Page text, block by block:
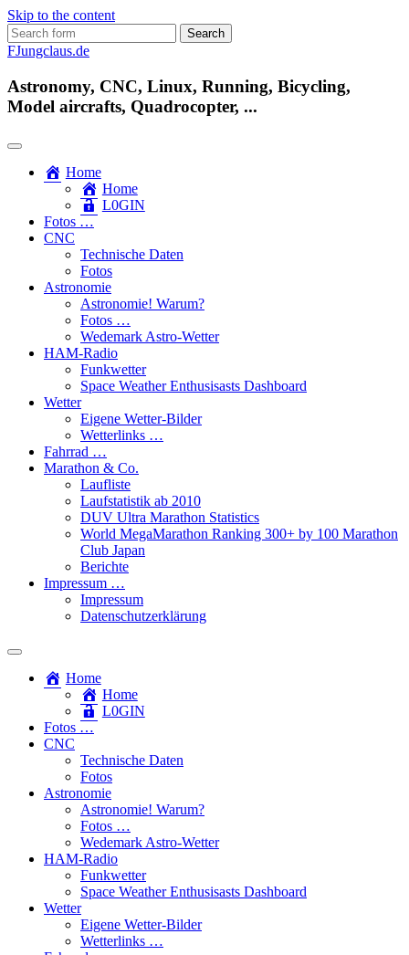
Skip to the content
Search
for:
FJungclaus.de
Astronomy, CNC, Linux, Running, Bicycling,
Model aircrafts, Quadrocopter, ...
Home
Home
L​0​​GIN
Fotos …
CNC
Technische Daten
Fotos
Astronomie
Astronomie! Warum?
Fotos …
Wedemark Astro-Wetter
HAM-Radio
Funkwetter
Space Weather Enthusisasts Dashboard
Wetter
Eigene Wetter-Bilder
Wetterlinks …
Fahrrad …
Marathon & Co.
Laufliste
Laufstatistik ab 2010
DUV Ultra Marathon Statistics
World MegaMarathon Ranking 300+ by 100 Marathon
Club Japan
Berichte
Impressum …
Impressum
Datenschutzerklärung
Toggle
search
field
Home
Home
L​0​​GIN
Fotos …
CNC
Technische Daten
Fotos
Astronomie
Astronomie! Warum?
Fotos …
Wedemark Astro-Wetter
HAM-Radio
Funkwetter
Space Weather Enthusisasts Dashboard
Wetter
Eigene Wetter-Bilder
Wetterlinks …